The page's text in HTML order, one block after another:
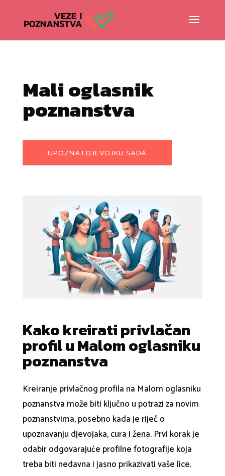
Mali oglasnik
poznanstva
UPOZNAJ DJEVOJKU SADA
Kako kreirati privlačan
profil u Malom oglasniku
poznanstva
Kreiranje privlačnog profila na Malom oglasniku
poznanstva može biti ključno u potrazi za novim
poznanstvima, posebno kada je riječ o
upoznavanju djevojaka, cura i žena. Prvi korak je
odabir odgovarajuće profilne fotografije koja
treba biti nedavna i jasno prikazivati vaše lice.